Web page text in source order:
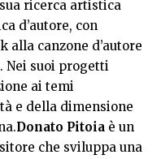
ricerca artistica
d’autore, con
alla canzone d’autore
Nei suoi progetti
ai temi
e della dimensione
Donato Pitoia è un
che sviluppa una